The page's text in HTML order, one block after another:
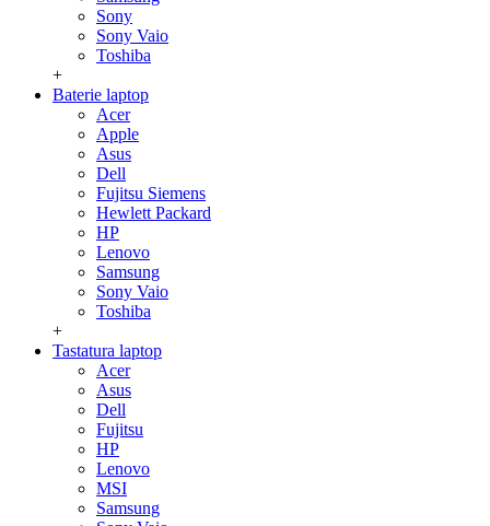
Sony
Sony Vaio
Toshiba
+
Baterie laptop
Acer
Apple
Asus
Dell
Fujitsu Siemens
Hewlett Packard
HP
Lenovo
Samsung
Sony Vaio
Toshiba
+
Tastatura laptop
Acer
Asus
Dell
Fujitsu
HP
Lenovo
MSI
Samsung